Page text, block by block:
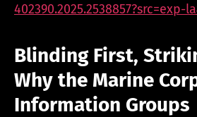
402390.2025.2538857?src=exp-
Blinding First,
Why the Marine
Information Groups